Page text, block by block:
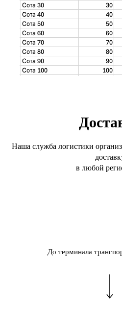
Наша служба логистики
в любой
До терминала